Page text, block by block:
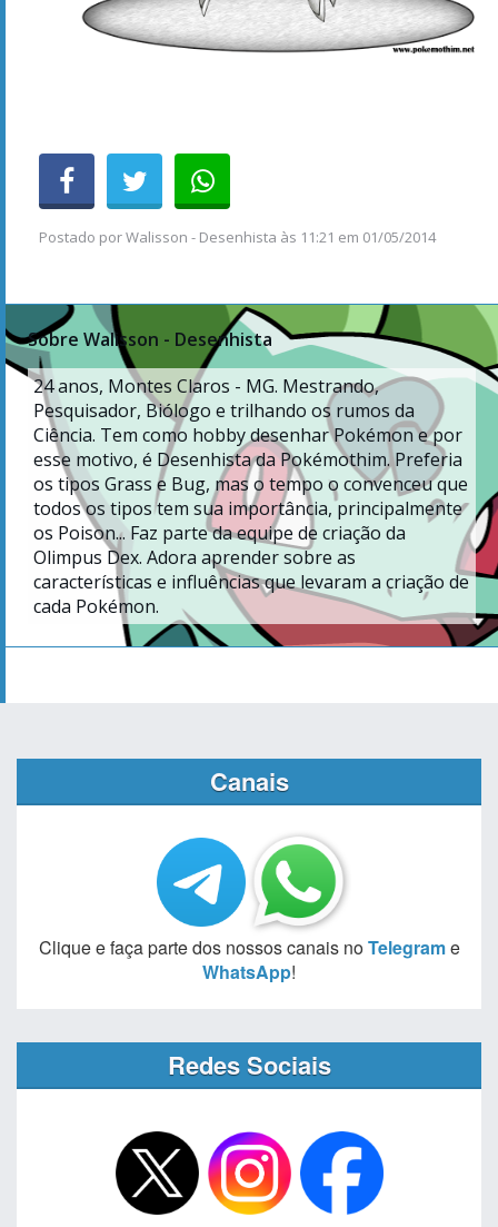
Postado porWalisson - Desenhista às 11:21 em 01/05/2014
Sobre Walisson - Desenhista
24anos, Montes Claros - MG. Mestrando,
Pesquisador, Biólogo e trilhando os rumos da
Ciência. Tem como hobby desenhar Pokémon e por
esse motivo, é Desenhista da Pokémothim. Preferia
os tipos Grass e Bug, mas o tempo o convenceu que
todos os tipos tem sua importância, principalmente
os Poison... Faz parte da equipe de criação da
Olimpus Dex. Adora aprender sobre as
características e influências que levaram a criação de
cada Pokémon.
Canais
Clique e faça parte dos nossos canais noTelegrame
WhatsApp!
Redes Sociais